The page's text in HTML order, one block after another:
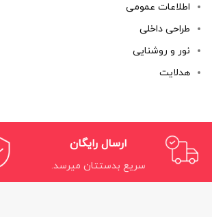
اطلاعات عمومی
طراحی داخلی
نور و روشنایی
هدلایت
ارسال رایگان
سریع بدستتان میرسد.